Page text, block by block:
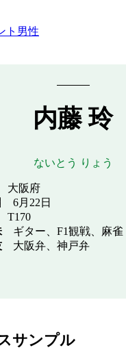
ト男性
内藤 玲
ないとう りょう
阪府
6月22日
ギター、F1観戦、麻雀
大阪弁、神戸弁
サンプル